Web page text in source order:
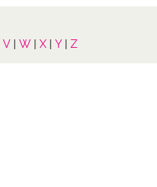
V | W | X | Y | Z